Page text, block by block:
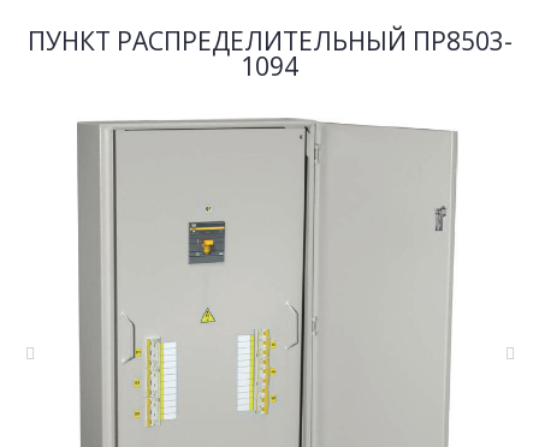
ПУНКТ РАСПРЕДЕЛИТЕЛЬНЫЙ ПР8503-
1094